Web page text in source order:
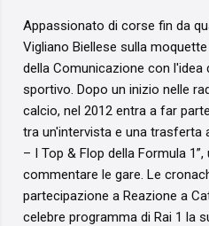
Appassionato di corse fin da
Vigliano Biellese sulla
della Comunicazione con l'idea
sportivo. Dopo un inizio nelle
calcio, nel 2012 entra a far
tra un'intervista e una trasferta
– I Top & Flop della Formula
commentare le gare. Le
partecipazione a Reazione a
celebre programma di Rai 1 la